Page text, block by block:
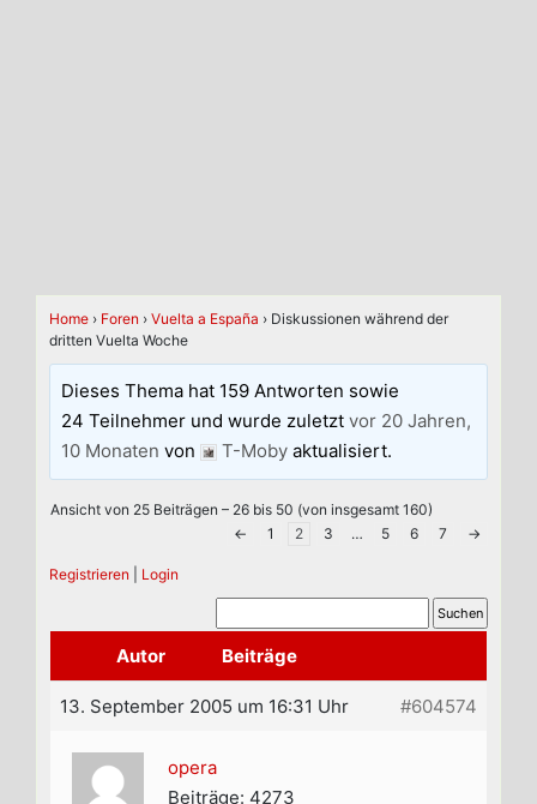
Home › Foren › Vuelta a España › Diskussionen während der
dritten Vuelta Woche
Dieses Thema hat 159 Antworten sowie
24 Teilnehmer und wurde zuletztvor 20 Jahren,
10 Monaten von T-Moby aktualisiert.
Ansicht von 25 Beiträgen – 26 bis 50 (von insgesamt 160)
←
1 2 3 … 5 6 7 →
Registrieren Login
Autor Beiträge
13. September 2005 um 16:31 Uhr #604574
opera
Beiträge: 4273